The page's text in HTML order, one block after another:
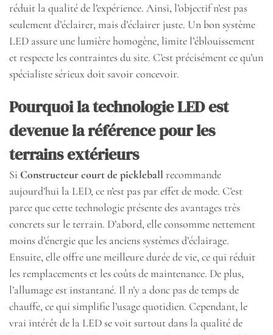
réduit la qualité de l’expérience. Ainsi, l’objectif n’est pas
seulement d’éclairer, mais d’éclairer juste. Un bon système
LED assure une lumière homogène, limite l’éblouissement
et respecte les contraintes du site. C’est précisément ce qu’un
spécialiste sérieux doit savoir concevoir.
Pourquoi la technologie LED est
devenue la référence pour les
terrains extérieurs
Si Constructeur court de pickleball recommande
aujourd’hui la LED, ce n’est pas par effet de mode. C’est
parce que cette technologie présente des avantages très
concrets sur le terrain. D’abord, elle consomme nettement
moins d’énergie que les anciens systèmes d’éclairage.
Ensuite, elle offre une meilleure durée de vie, ce qui réduit
les remplacements et les coûts de maintenance. De plus,
l’allumage est instantané. Il n’y a donc pas de temps de
chauffe, ce qui simplifie l’usage quotidien. Cependant, le
vrai intérêt de la LED se voit surtout dans la qualité de